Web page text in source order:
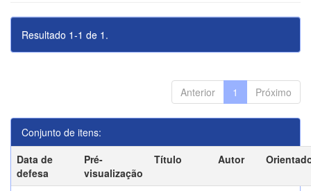
Resultado 1-1 de 1.
Anterior 1 Próximo
Conjunto de itens:
Data de
defesa
Pré-
visualização
Título Autor